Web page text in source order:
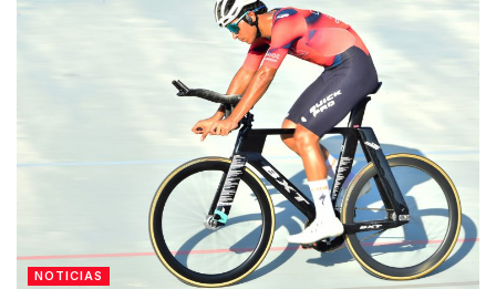
NOTICIAS